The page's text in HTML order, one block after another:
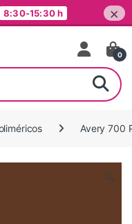
8:30-15:30 h ×
0
Avery 700
🔍